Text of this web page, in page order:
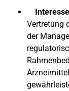
Vertretung
der